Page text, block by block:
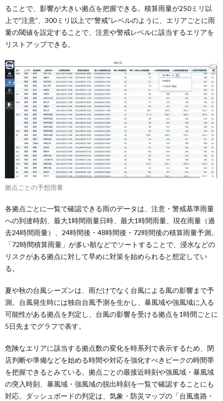
ることで、影響が大きい拠点を把握できる。積算雨量が250ミリ以
上で”注意”、300ミリ以上で”警戒”レベルのように、エリアごとに雨
量の閾値を設定することで、注意や警戒レベルに該当するエリアを
リストアップできる。
拠点ごとの予想雨量
各拠点ごとに一覧で確認できる雨のデータは、注意・警戒基準雨量
への到達時刻、最大1時間雨量日時、最大1時間雨量、現在雨量（過
去24時間雨量）、24時間後・48時間後・72時間後の積算雨量予測。
「72時間積算雨量」が多い順などでソートすることで、浸水などの
リスクがある拠点に対して早めに対策を始められると想定してい
る。
夏や秋の台風シーズンは、雨だけでなく台風による風の影響まで予
測。台風発生時には独自台風予測を生かし、暴風域や強風域に入る
可能性がある拠点を判定し、台風の影響を受ける拠点を1時間ごとに
5日先までグラフで表す。
危険なエリアに該当する拠点数の変化を時系列で表示するため、閉
店判断や準備などを始める時間や対応を強化すべきピークの時間帯
を把握できるとみている。拠点ごとの最接近時刻や強風域・暴風域
の突入時刻、暴風域・強風域の脱出時刻を一覧で確認することにも
対応。ダッシュボードの判定は、気象・防災マップの「台風進路・